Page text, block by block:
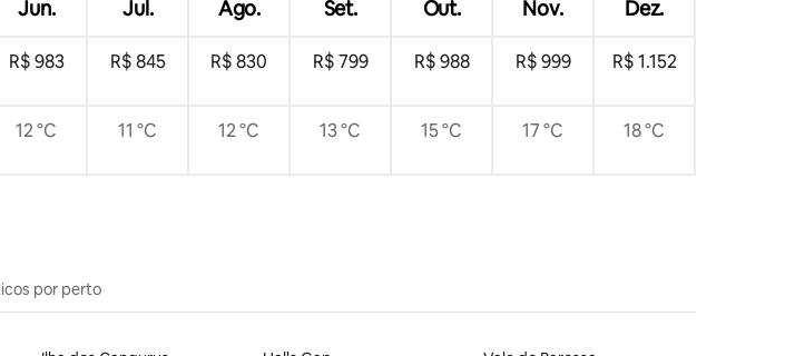
Jun. Jul. Ago. Set. Out. Nov. Dez.
R$ 983 R$ 845 R$ 830 R$ 799 R$ 988 R$ 999 R$ 1.152
12 °C 11 °C 12 °C 13 °C 15 °C 17 °C 18 °C
por perto